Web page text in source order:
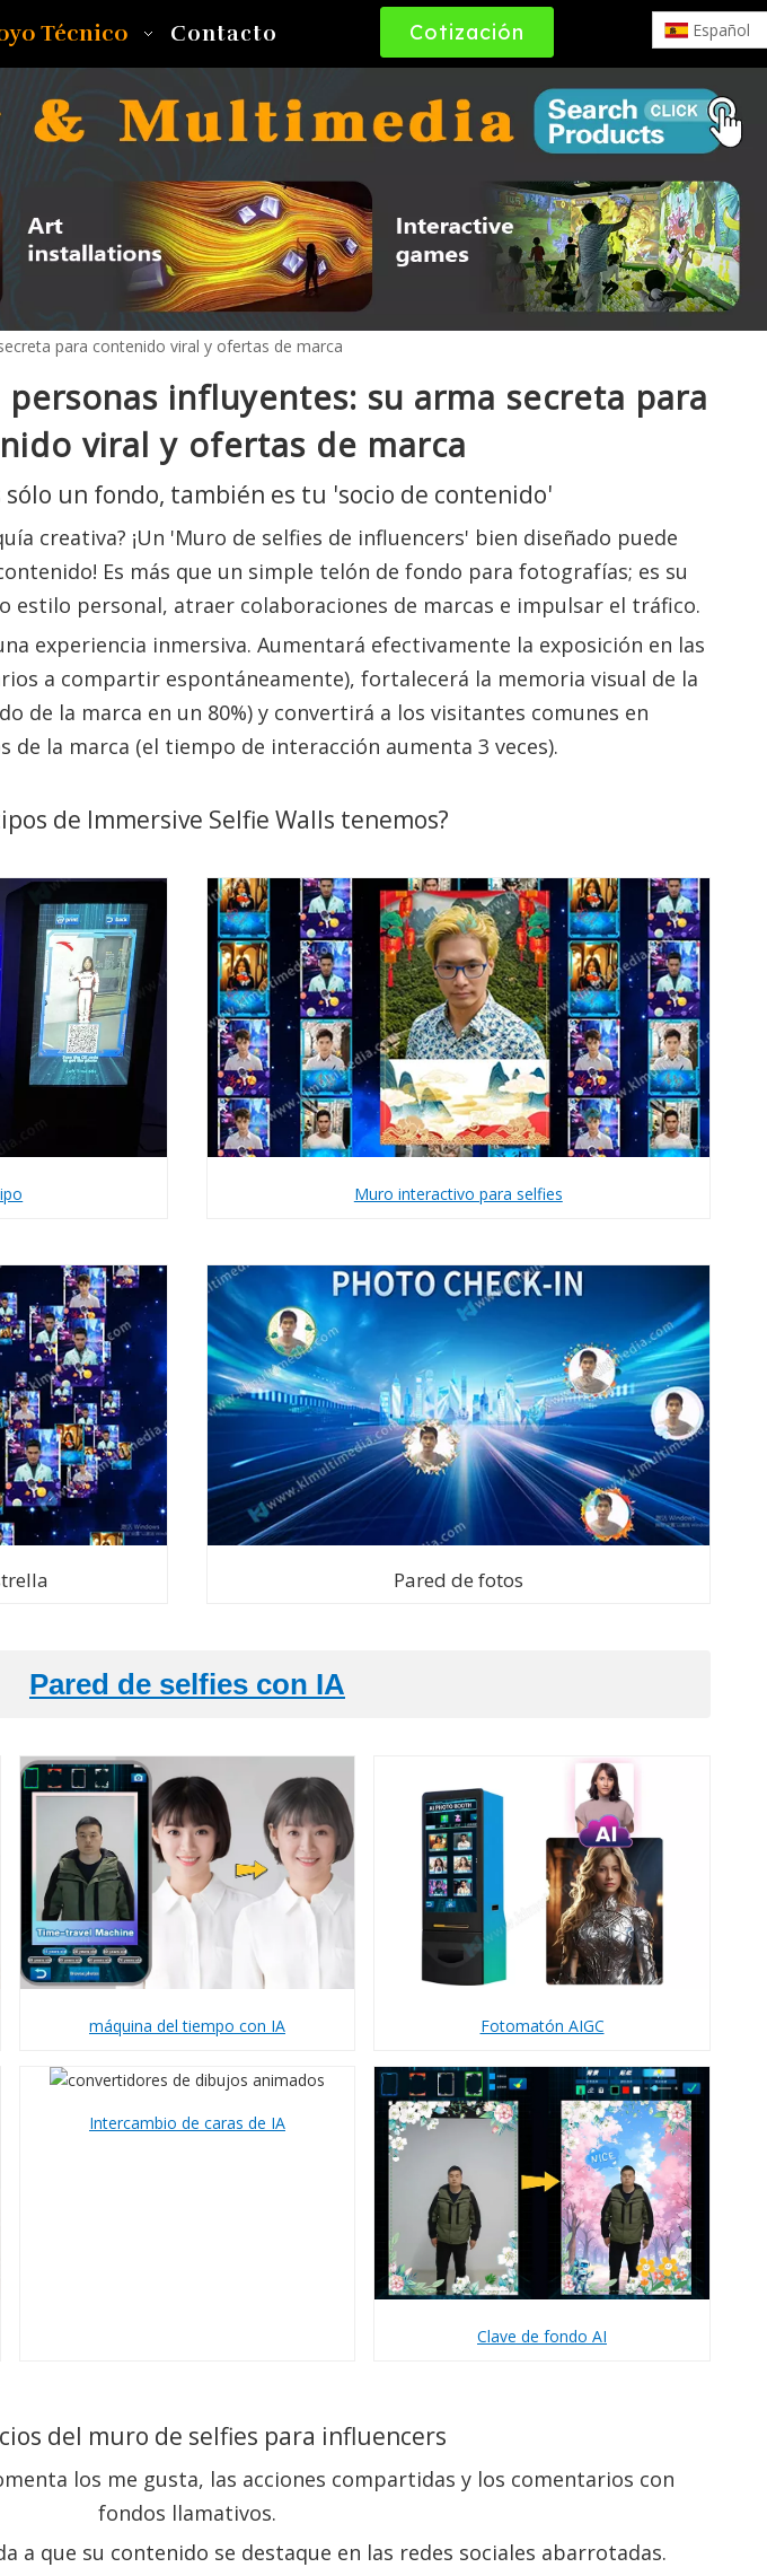
Técnico Contacto
Cotización
Español
para contenido viral y ofertas de marca
influyentes: su arma secreta para
viral y ofertas de marca
sólo un fondo, también es tu 'socio de contenido'
creativa? ¡Un 'Muro de selfies de influencers' bien diseñado puede
Es más que un simple telón de fondo para fotografías; es su
estilo personal, atraer colaboraciones de marcas e impulsar el tráfico.
experiencia inmersiva. Aumentará efectivamente la exposición en las
a compartir espontáneamente), fortalecerá la memoria visual de la
de la marca en un 80%) y convertirá a los visitantes comunes en
de la marca (el tiempo de interacción aumenta 3 veces).
de Immersive Selfie Walls tenemos?
Muro interactivo para selfies
Pared de fotos
Pared de selfies con IA
máquina del tiempo con IA Fotomatón AIGC
Intercambio de caras de IA
Clave de fondo AI
del muro de selfies para influencers
los me gusta, las acciones compartidas y los comentarios con
fondos llamativos.
a que su contenido se destaque en las redes sociales abarrotadas.